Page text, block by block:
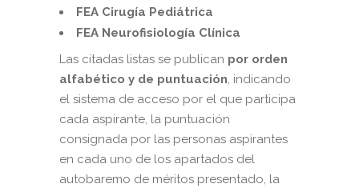
FEA Cirugía Pediátrica
FEA Neurofisiología Clínica
Las citadas listas se publican por orden
alfabético y de puntuación, indicando
el sistema de acceso por el que participa
cada aspirante, la puntuación
consignada por las personas aspirantes
en cada uno de los apartados del
autobaremo de méritos presentado, la